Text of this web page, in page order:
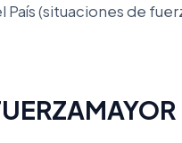
(situaciones de